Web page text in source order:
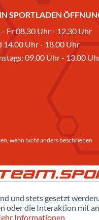
SPORTLADEN
- Fr 08.30 Uhr - 12.30 Uhr
14.00 Uhr - 18.00 Uhr
09.00 Uhr - 13.00
wenn nicht anders beschrieben
und stets gesetzt
oder die Interaktion mit
Informationen